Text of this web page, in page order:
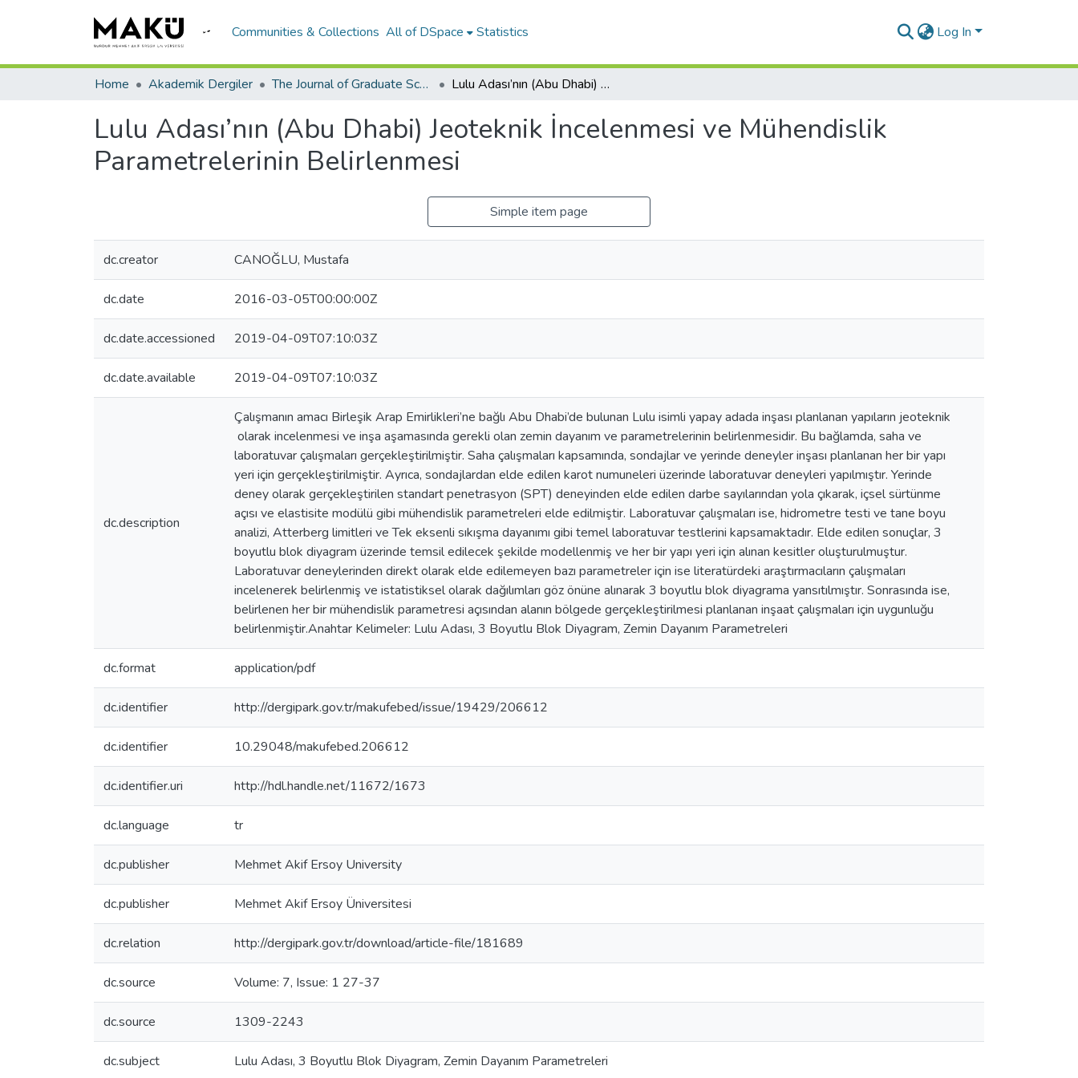
Communities & Collections All of DSpace Statistics Log In
Home Akademik Dergiler The Journal of Graduate School of Natural and Applied Sciences of Mehmet Akif Ersoy University Lulu Adası’nın (Abu Dhabi) Jeoteknik İncelenmesi ve Mühendislik Parametrelerinin Belirlenmesi
Lulu Adası’nın (Abu Dhabi) Jeoteknik İncelenmesi ve Mühendislik
Parametrelerinin Belirlenmesi
Simple item page
dc.creator CANOĞLU, Mustafa
dc.date 2016-03-05T00:00:00Z
dc.date.accessioned 2019-04-09T07:10:03Z
dc.date.available 2019-04-09T07:10:03Z
dc.description
Çalışmanın amacı Birleşik Arap Emirlikleri’ne bağlı Abu Dhabi’de bulunan Lulu isimli yapay adada inşası planlanan yapıların jeoteknik
olarak incelenmesi ve inşa aşamasında gerekli olan zemin dayanım ve parametrelerinin belirlenmesidir. Bu bağlamda, saha ve
laboratuvar çalışmaları gerçekleştirilmiştir. Saha çalışmaları kapsamında, sondajlar ve yerinde deneyler inşası planlanan her bir yapı
yeri için gerçekleştirilmiştir. Ayrıca, sondajlardan elde edilen karot numuneleri üzerinde laboratuvar deneyleri yapılmıştır. Yerinde
deney olarak gerçekleştirilen standart penetrasyon (SPT) deneyinden elde edilen darbe sayılarından yola çıkarak, içsel sürtünme
açısı ve elastisite modülü gibi mühendislik parametreleri elde edilmiştir. Laboratuvar çalışmaları ise, hidrometre testi ve tane boyu
analizi, Atterberg limitleri ve Tek eksenli sıkışma dayanımı gibi temel laboratuvar testlerini kapsamaktadır. Elde edilen sonuçlar, 3
boyutlu blok diyagram üzerinde temsil edilecek şekilde modellenmiş ve her bir yapı yeri için alınan kesitler oluşturulmuştur.
Laboratuvar deneylerinden direkt olarak elde edilemeyen bazı parametreler için ise literatürdeki araştırmacıların çalışmaları
incelenerek belirlenmiş ve istatistiksel olarak dağılımları göz önüne alınarak 3 boyutlu blok diyagrama yansıtılmıştır. Sonrasında ise,
belirlenen her bir mühendislik parametresi açısından alanın bölgede gerçekleştirilmesi planlanan inşaat çalışmaları için uygunluğu
belirlenmiştir.Anahtar Kelimeler: Lulu Adası, 3 Boyutlu Blok Diyagram, Zemin Dayanım Parametreleri
dc.format application/pdf
dc.identifier http://dergipark.gov.tr/makufebed/issue/19429/206612
dc.identifier 10.29048/makufebed.206612
dc.identifier.uri http://hdl.handle.net/11672/1673
dc.language tr
dc.publisher Mehmet Akif Ersoy University
dc.publisher Mehmet Akif Ersoy Üniversitesi
dc.relation http://dergipark.gov.tr/download/article-file/181689
dc.source Volume: 7, Issue: 1 27-37
dc.source 1309-2243
dc.subject Lulu Adası, 3 Boyutlu Blok Diyagram, Zemin Dayanım Parametreleri